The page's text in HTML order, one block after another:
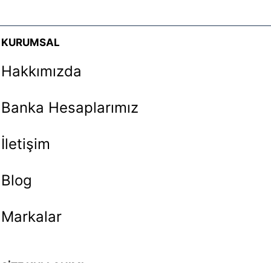
KURUMSAL
Hakkımızda
Banka Hesaplarımız
İletişim
Blog
Markalar